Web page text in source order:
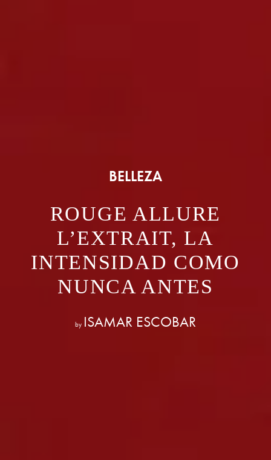
BELLEZA
ROUGE ALLURE
L’EXTRAIT, LA
INTENSIDAD COMO
NUNCA ANTES
by ISAMAR ESCOBAR